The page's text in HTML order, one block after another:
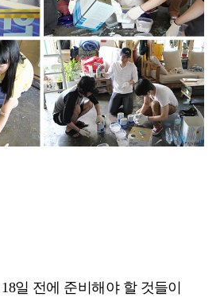
18일 전에 준비해야 할 것들이